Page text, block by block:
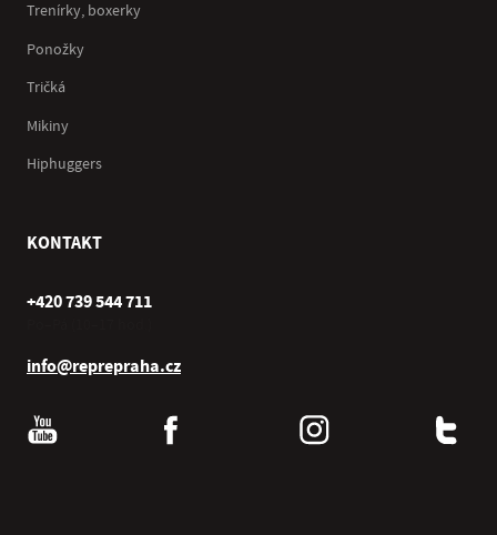
Trenírky, boxerky
Ponožky
Tričká
Mikiny
Hiphuggers
KONTAKT
+420 739 544 711
info@reprepraha.cz